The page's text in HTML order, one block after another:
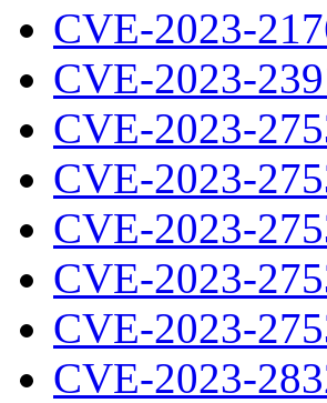
CVE-2023-
CVE-2023-
CVE-2023-
CVE-2023-
CVE-2023-
CVE-2023-
CVE-2023-
CVE-2023-